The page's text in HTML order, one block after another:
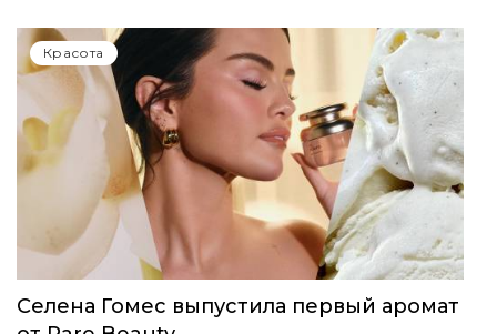
Красота
Селена Гомес выпустила первый аромат